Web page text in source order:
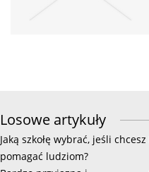
Losowe artykuły
Jaką szkołę wybrać, jeśli chcesz
pomagać ludziom?